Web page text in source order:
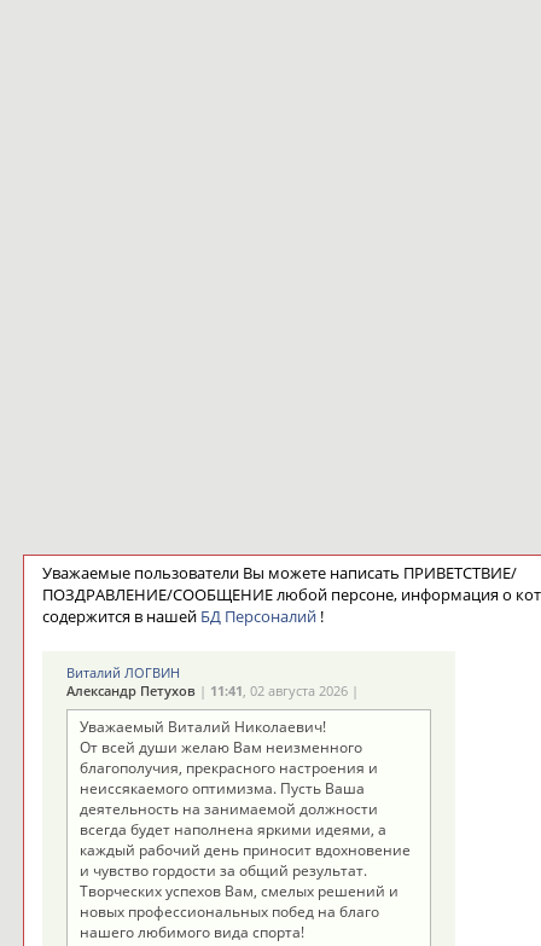
Уважаемые пользователи Вы можете написать ПРИВЕТСТВИЕ/
ПОЗДРАВЛЕНИЕ/СООБЩЕНИЕ любой персоне, информация о
содержится в нашей БД Персоналий!
Виталий ЛОГВИН
Александр Петухов| 11:41, 02 августа 2026 |
Уважаемый Виталий Николаевич!
От всей души желаю Вам неизменного
благополучия, прекрасного настроения и
неиссякаемого оптимизма. Пусть Ваша
деятельность на занимаемой должности
всегда будет наполнена яркими идеями, а
каждый рабочий день приносит вдохновение
и чувство гордости за общий результат.
Творческих успехов Вам, смелых решений и
новых профессиональных побед на благо
нашего любимого вида спорта!